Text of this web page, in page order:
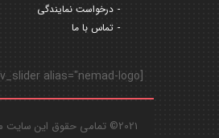
درخواست نمایندگی
تماس با ما
[rev_slider alias="nemad-logo"]
2021© تمامی حقوق این سایت متعلق به